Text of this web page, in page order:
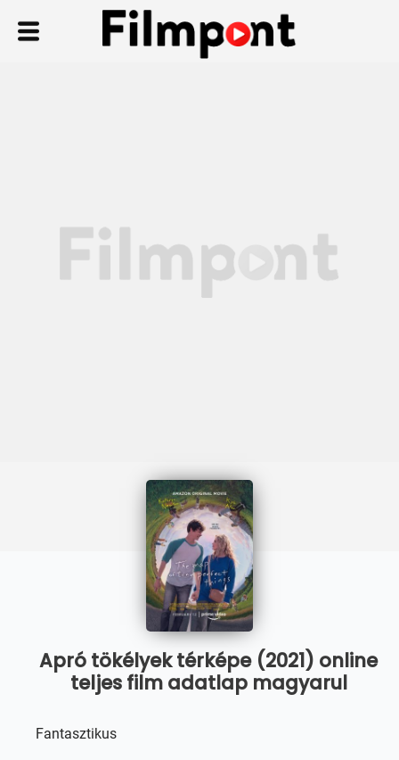
Apró tökélyek térképe (2021) online
teljes film adatlap magyarul
Fantasztikus